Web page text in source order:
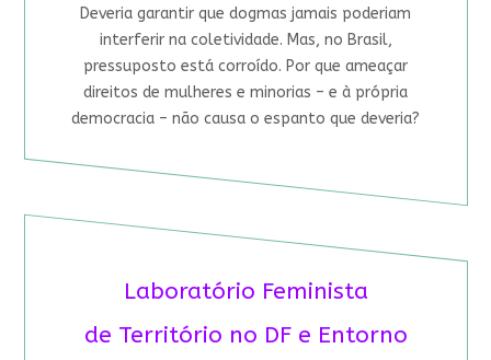
Deveria garantir que dogmas jamais poderiam
interferir na coletividade. Mas, no Brasil,
pressuposto está corroído. Por que ameaçar
direitos de mulheres e minorias – e à própria
democracia – não causa o espanto que deveria?
Laboratório Feminista
de Território no DF e Entorno